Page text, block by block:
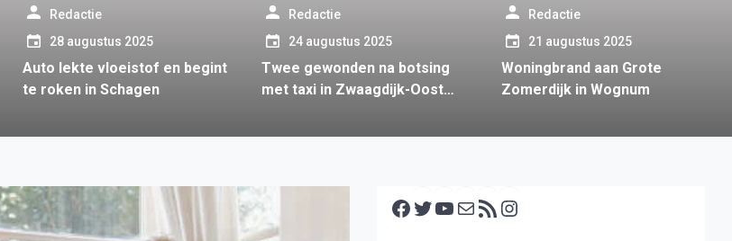
Redactie
28 augustus 2025
Auto lekte vloeistof en begint
te roken in Schagen
Redactie
24 augustus 2025
Twee gewonden na botsing
met taxi in Zwaagdijk-Oost
Redactie
21 augustus 2025
Woningbrand aan Grote
Zomerdijk in Wognum
Facebook Twitter YouTube E-mail RSS feed